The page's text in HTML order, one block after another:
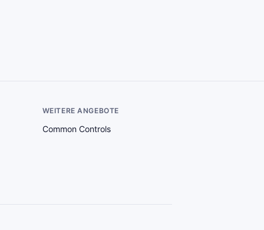
WEITERE ANGEBOTE
Common Controls